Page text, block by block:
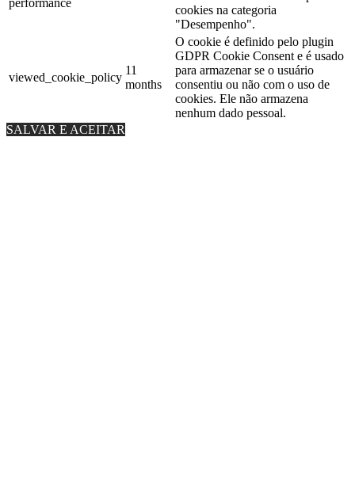
performance
cookies na categoria
"Desempenho".
viewed_cookie_policy
11
months
O cookie é definido pelo plugin
GDPR Cookie Consent e é usado
para armazenar se o usuário
consentiu ou não com o uso de
cookies. Ele não armazena
nenhum dado pessoal.
SALVAR E ACEITAR